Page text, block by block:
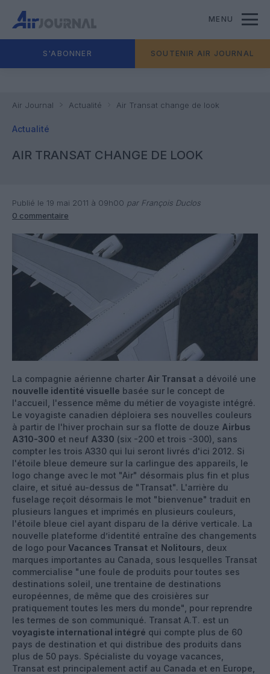
MENU
S'ABONNER SOUTENIR AIR JOURNAL
Air Journal Actualité Air Transat change de look
Actualité
AIR TRANSAT CHANGE DE LOOK
Publié le 19 mai 2011 à 09h00 par François Duclos
0 commentaire
La compagnie aérienne charter Air Transat a dévoilé une
nouvelle identité visuelle basée sur le concept de
l'accueil, l'essence même du métier de voyagiste intégré.
Le voyagiste canadien déploiera ses nouvelles couleurs
à partir de l'hiver prochain sur sa flotte de douze Airbus
A310-300 et neuf A330 (six -200 et trois -300), sans
compter les trois A330 qui lui seront livrés d'ici 2012. Si
l'étoile bleue demeure sur la carlingue des appareils, le
logo change avec le mot "Air" désormais plus fin et plus
claire, et situé au-dessus de "Transat". L'arrière du
fuselage reçoit désormais le mot "bienvenue" traduit en
plusieurs langues et imprimés en plusieurs couleurs,
l'étoile bleue ciel ayant disparu de la dérive verticale. La
nouvelle plateforme d’identité entraîne des changements
de logo pour Vacances Transat et Nolitours , deux
marques importantes au Canada, sous lesquelles Transat
commercialise "une foule de produits pour toutes ses
destinations soleil, une trentaine de destinations
européennes, de même que des croisières sur
pratiquement toutes les mers du monde", pour reprendre
les termes de son communiqué. Transat A.T. est un
voyagiste international intégré qui compte plus de 60
pays de destination et qui distribue des produits dans
plus de 50 pays. Spécialiste du voyage vacances,
Transat est principalement actif au Canada et en Europe,